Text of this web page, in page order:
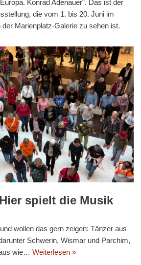
Konrad Adenauer“. Das ist der
die vom 1. bis 20. Juni im
Marienplatz-Galerie zu sehen ist.
spielt die Musik
wollen das gern zeigen: Tänzer aus
Schwerin, Wismar und Parchim,
wie… Weiterlesen »